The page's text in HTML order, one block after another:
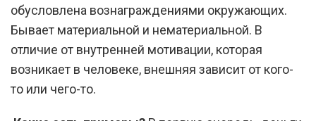
обусловлена вознаграждениями окружающих.
Бывает материальной и нематериальной. В
отличие от внутренней мотивации, которая
возникает в человеке, внешняя зависит от кого-
то или чего-то.